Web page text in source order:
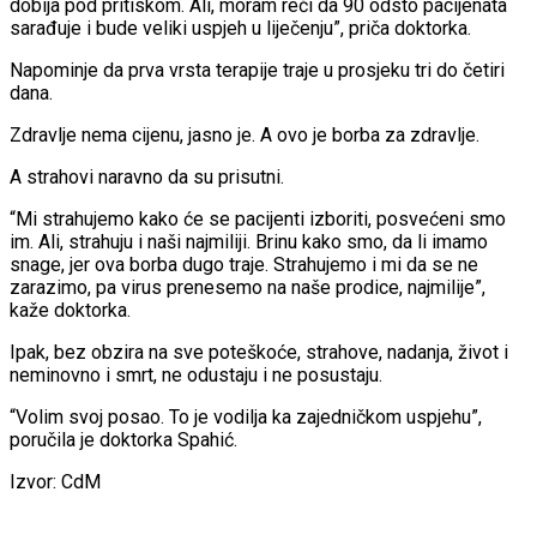
dobija pod pritiskom. Ali, moram reći da 90 odsto pacijenata
sarađuje i bude veliki uspjeh u liječenju”, priča doktorka.
Napominje da prva vrsta terapije traje u prosjeku tri do četiri
dana.
Zdravlje nema cijenu, jasno je. A ovo je borba za zdravlje.
A strahovi naravno da su prisutni.
“Mi strahujemo kako će se pacijenti izboriti, posvećeni smo
im. Ali, strahuju i naši najmiliji. Brinu kako smo, da li imamo
snage, jer ova borba dugo traje. Strahujemo i mi da se ne
zarazimo, pa virus prenesemo na naše prodice, najmilije”,
kaže doktorka.
Ipak, bez obzira na sve poteškoće, strahove, nadanja, život i
neminovno i smrt, ne odustaju i ne posustaju.
“Volim svoj posao. To je vodilja ka zajedničkom uspjehu”,
poručila je doktorka Spahić.
Izvor: CdM